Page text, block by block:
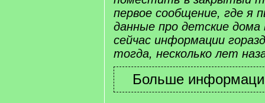
первое сообщение, где я
данные про детские
сейчас информации
тогда, несколько лет